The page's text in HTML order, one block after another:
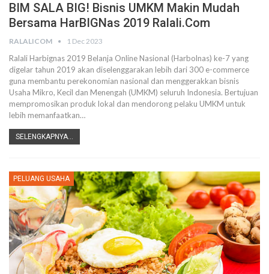
BIM SALA BIG! Bisnis UMKM Makin Mudah
Bersama HarBIGNas 2019 Ralali.com
RALALICOM 1 Dec 2023
Ralali Harbignas 2019 Belanja Online Nasional (Harbolnas) ke-7 yang
digelar tahun 2019 akan diselenggarakan lebih dari 300 e-commerce
guna membantu perekonomian nasional dan menggerakkan bisnis
Usaha Mikro, Kecil dan Menengah (UMKM) seluruh Indonesia. Bertujuan
mempromosikan produk lokal dan mendorong pelaku UMKM untuk
lebih memanfaatkan…
SELENGKAPNYA...
PELUANG USAHA